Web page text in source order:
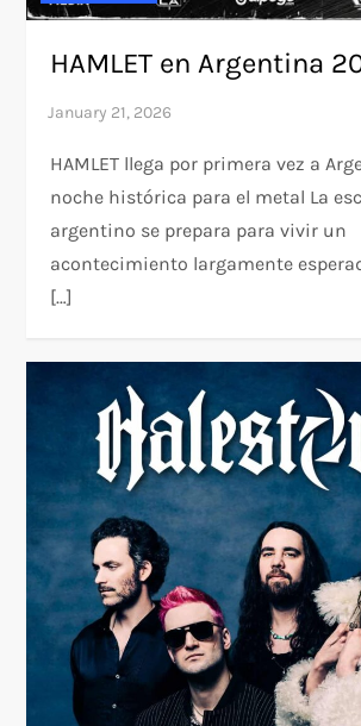
HAMLET en Argentina
HAMLET llega por primera vez a
noche histórica para el metal La
argentino se prepara para vivir un
acontecimiento largamente
[…]